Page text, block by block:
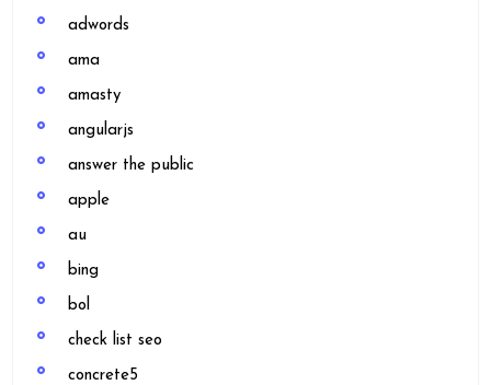
adwords
ama
amasty
angularjs
answer the public
apple
au
bing
bol
check list seo
concrete5